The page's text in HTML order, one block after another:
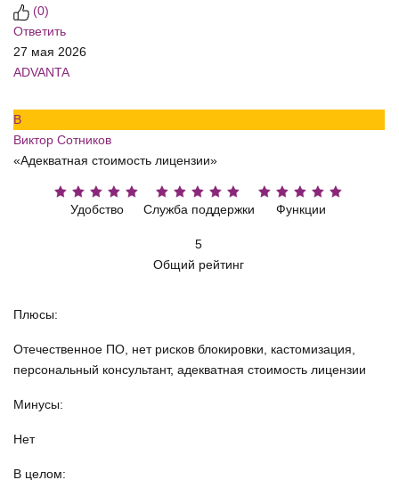
(0)
Ответить
27 мая 2026
ADVANTA
В
Виктор Сотников
«Адекватная стоимость лицензии»
Удобство Служба поддержки Функции
5
Общий рейтинг
Плюсы:
Отечественное ПО, нет рисков блокировки, кастомизация,
персональный консультант, адекватная стоимость лицензии
Минусы:
Нет
В целом: